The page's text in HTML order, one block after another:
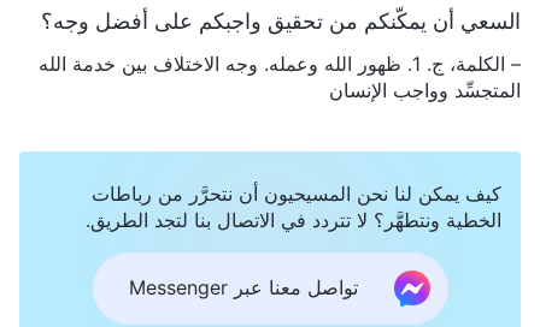
السعي أن يمكّنكم من تحقيق واجبكم على أفضل وجه؟
– الكلمة، ج. 1. ظهور الله وعمله. وجه الاختلاف بين خدمة الله
المتجسِّد وواجب الإنسان
كيف يمكن لنا نحن المسيحيون أن نتحرَّر من رباطات
الخطية ونتطهَّر؟ لا تتردد في الاتصال بنا لتجد الطريق.
تواصل معنا عبر Messenger